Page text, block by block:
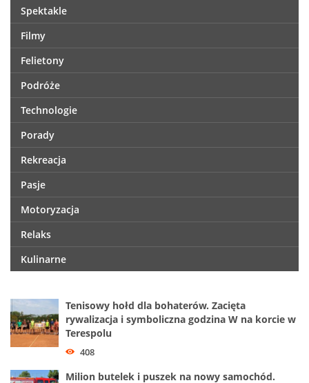
Spektakle
Filmy
Felietony
Podróże
Technologie
Porady
Rekreacja
Pasje
Motoryzacja
Relaks
Kulinarne
Tenisowy hołd dla bohaterów. Zacięta
rywalizacja i symboliczna godzina W na korcie w
Terespolu
408
Milion butelek i puszek na nowy samochód.